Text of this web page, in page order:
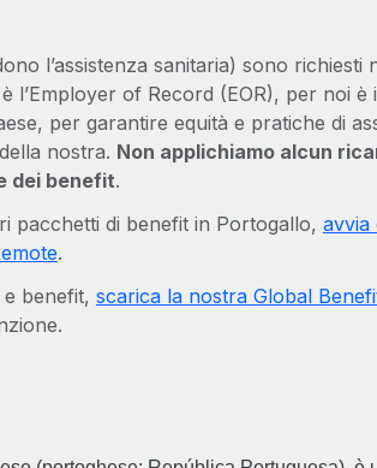
l’assistenza sanitaria) sono richiesti
l’Employer of Record (EOR), per noi
per garantire equità e pratiche di
nostra. Non applichiamo alcun
dei benefit.
pacchetti di benefit in Portogallo, avvia
.
benefit, scarica la nostra Global